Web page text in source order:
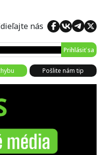
nás
Prihlásiť sa
Pošlite nám tip